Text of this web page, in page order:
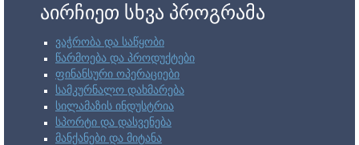
აირჩიეთ სხვა პროგრამა
ვაჭრობა და საწყობი
წარმოება და პროდუქტები
ფინანსური ოპერაციები
სამკურნალო დახმარება
სილამაზის ინდუსტრია
სპორტი და დასვენება
მანქანები და მიტანა